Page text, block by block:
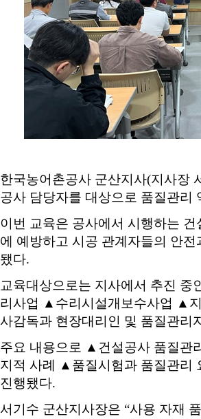
한국농어촌공사 군산지사(지사장
공사 담당자를 대상으로 품질관리
이번 교육은 공사에서 시행하는
에 예방하고 시공 관계자들의 안
됐다.
교육대상으로는 지사에서 추진
리사업 ▲수리시설개보수사업 ▲
사감독과 현장대리인 및 품질관리
주요 내용으로 ▲건설공사 품질관
지적 사례 ▲품질시험과 품질관리
진행됐다.
서기수 군산지사장은 “사용 자재